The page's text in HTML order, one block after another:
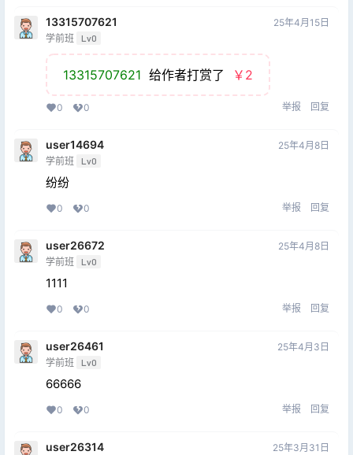
13315707621
学前班 Lv0
25年4月15日
13315707621 给作者打赏了 ￥2
0 0 举报 回复
user14694
学前班 Lv0
25年4月8日
纷纷
0 0 举报 回复
user26672
学前班 Lv0
25年4月8日
1111
0 0 举报 回复
user26461
学前班 Lv0
25年4月3日
66666
0 0 举报 回复
user26314 25年3月31日